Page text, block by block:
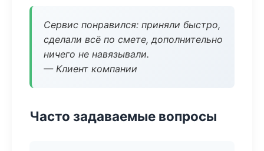
Сервис понравился: приняли быстро,
сделали всё по смете, дополнительно
ничего не навязывали.
— Клиент компании
Часто задаваемые вопросы